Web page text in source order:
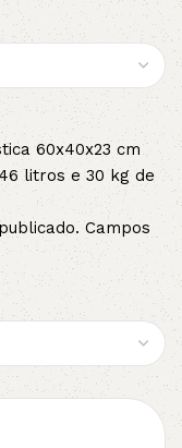
60x40x23 cm
litros e 30 kg de
Campos